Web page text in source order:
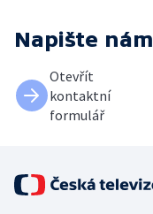
Napište nám
Otevřít
kontaktní
formulář